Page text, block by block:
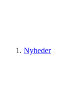
Nyheder